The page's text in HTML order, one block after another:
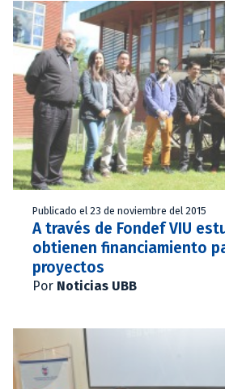
Publicado el 23 de noviembre del 2015
A través de Fondef VIU
obtienen financiamiento
proyectos
Por Noticias UBB